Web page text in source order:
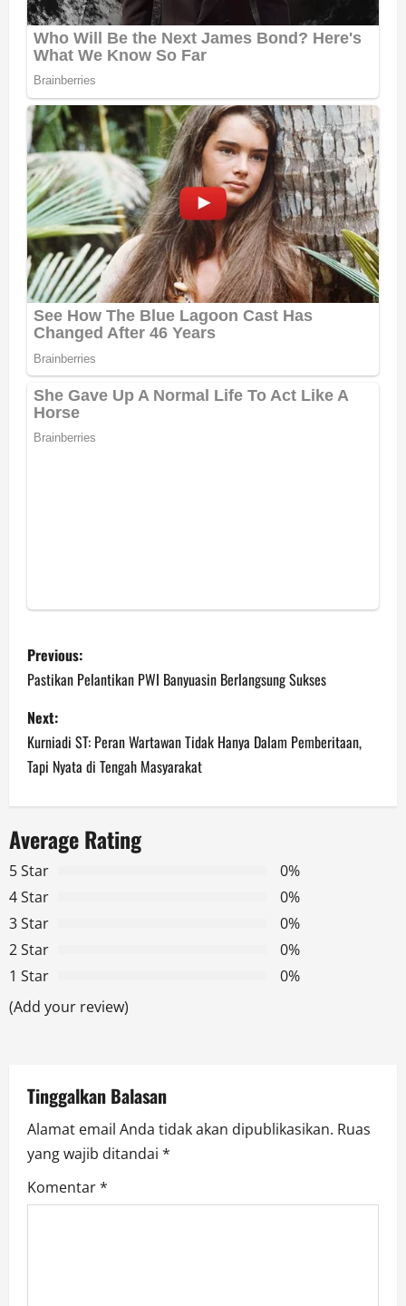
P
o
s
t
n
a
v
i
g
a
o
n
Previous:
Pastikan Pelantikan PWI Banyuasin Berlangsung Sukses
Next:
Kurniadi ST: Peran Wartawan Tidak Hanya Dalam Pemberitaan,
Tapi Nyata di Tengah Masyarakat
Average Rating
5 Star
0%
4 Star
0%
3 Star
0%
2 Star
0%
1 Star
0%
(Add your review)
Tinggalkan Balasan
Alamat email Anda tidak akan dipublikasikan. Ruas
yang wajib ditandai *
Komentar*